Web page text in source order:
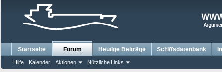
Startseite Forum
Hilfe Kalender Aktionen Nützliche Links
Heutige Beiträge Schiffsdatenbank